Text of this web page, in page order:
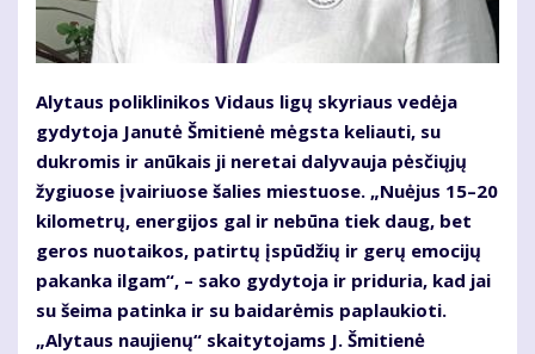
Alytaus poliklinikos Vidaus ligų skyriaus vedėja
gydytoja Janutė Šmitienė mėgsta keliauti, su
dukromis ir anūkais ji neretai dalyvauja pėsčiųjų
žygiuose įvairiuose šalies miestuose. „Nuėjus 15–20
kilometrų, energijos gal ir nebūna tiek daug, bet
geros nuotaikos, patirtų įspūdžių ir gerų emocijų
pakanka ilgam“, – sako gydytoja ir priduria, kad jai
su šeima patinka ir su baidarėmis paplaukioti.
„Alytaus naujienų“ skaitytojams J. Šmitienė